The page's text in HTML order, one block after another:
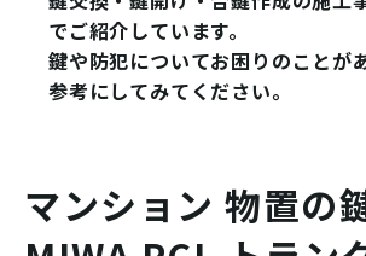
でご紹介しています。
鍵や防犯についてお困りのことが
参考にしてみてください。
マンション 物置の